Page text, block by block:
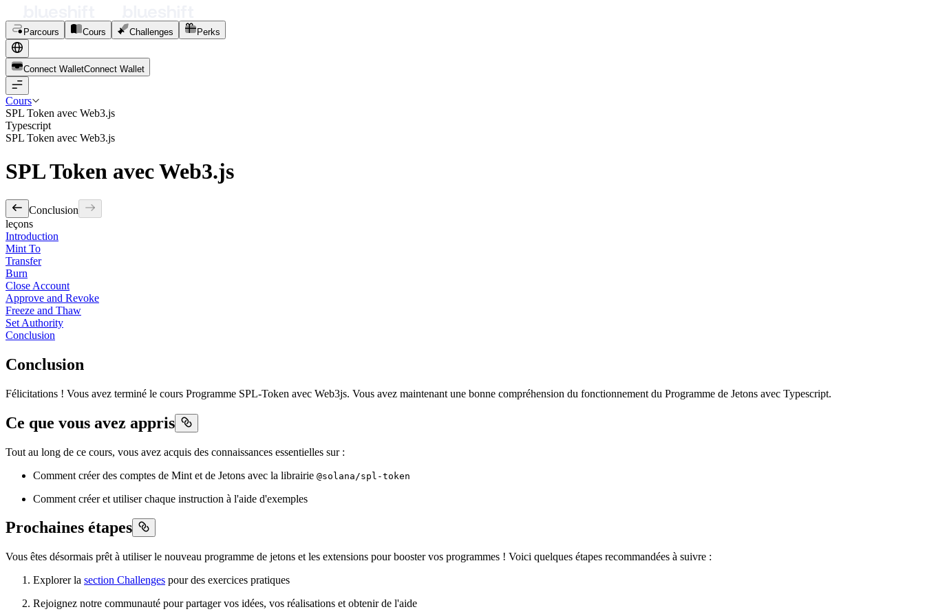
Parcours Cours Challenges Perks
Connect WalletConnect Wal et
Cours
SPL Token avec Web3.js
Typescript
SPL Token avec Web3.js
SPL Token avec Web3.js
Conclusion
leçons
Introduction
Mint To
Transfer
Burn
Close Account
Approve and Revoke
Freeze and Thaw
Set Authority
Conclusion
Conclusion
Félicitations ! Vous avez terminé le cours Programme SPL-Token avec Web3js. Vous avez maintenant une bonne compréhension du fonctionnement du Programme de Jetons avec Typescript.
Ce que vous avez appris
Tout au long de ce cours, vous avez acquis des connaissances essentielles sur :
Comment créer des comptes de Mint et de Jetons avec la librairie @solana/spl-token
Comment créer et utiliser chaque instruction à l'aide d'exemples
Prochaines étapes
Vous êtes désormais prêt à utiliser le nouveau programme de jetons et les extensions pour booster vos programmes ! Voici quelques étapes recommandées à suivre :
Explorer la section Challenges pour des exercices pratiques
Rejoignez notre communauté pour partager vos idées, vos réalisations et obtenir de l'aide